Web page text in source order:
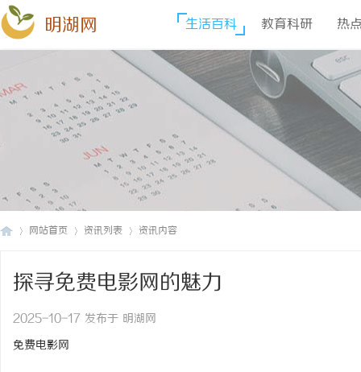
明湖网 生活百科 教育科研 热
网站首页 资讯列表 资讯内容
探寻免费电影网的魅力
2025-10-17 发布于 明湖网
免费电影网